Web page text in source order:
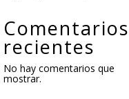
Comentarios
recientes
No hay comentarios que
mostrar.